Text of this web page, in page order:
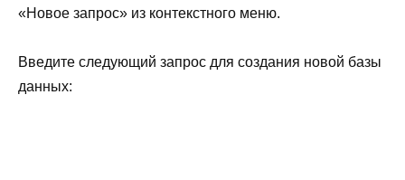
«Новое запрос» из контекстного меню.
Введите следующий запрос для создания новой базы
данных: